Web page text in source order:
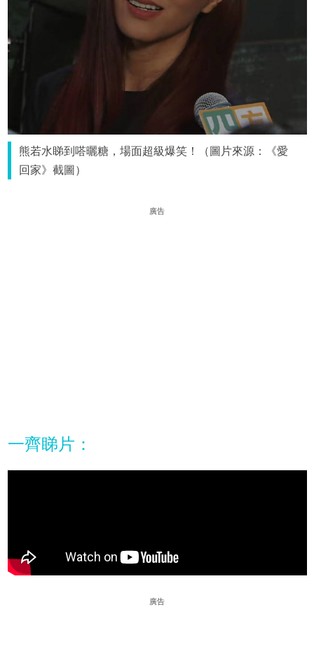
熊若水睇到嗒曬糖，場面超級爆笑！（圖片來源：《愛
回家》截圖）
廣告
一齊睇片：
廣告